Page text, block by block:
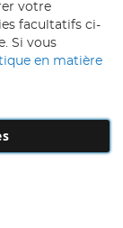
votre
facultatifs ci-
Si vous
en matière